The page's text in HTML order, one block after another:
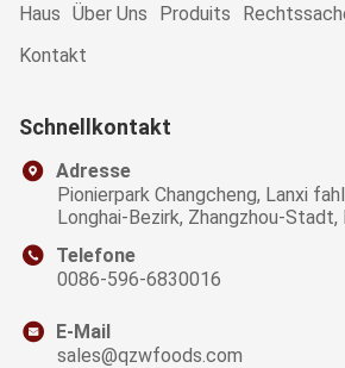
Haus Über Uns Produits
Kontakt
Schnellkontakt
Adresse
Pionierpark Changcheng, Lanxi
Longhai-Bezirk, Zhangzhou-Stadt,
Telefone
0086-596-6830016
E-Mail
sales@qzwfoods.com